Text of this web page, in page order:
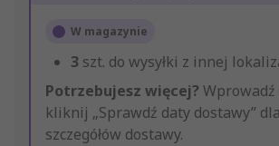
W magazynie
3 szt. do wysyłki z innej
Potrzebujesz więcej? Wprowadź
kliknij „Sprawdź daty dostawy” dla
szczegółów dostawy.